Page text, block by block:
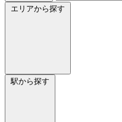
エリアから探す
駅から探す